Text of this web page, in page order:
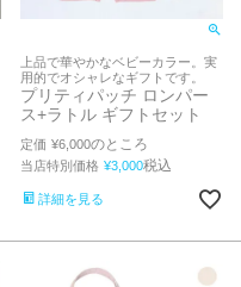
上品で華やかなベビーカラー。実
用的でオシャレなギフトです。
プリティパッチ ロンパー
ス+ラトル ギフトセット
定価 ¥6,000のところ
当店特別価格 ¥3,000税込
詳細を見る